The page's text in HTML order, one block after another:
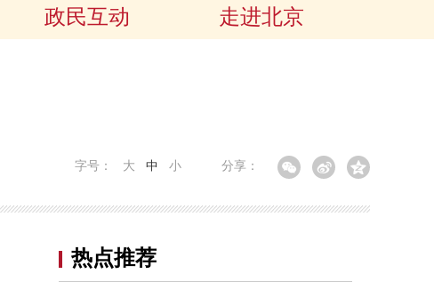
政民互动 走进北京
分享：
字号： 大 中 小
热点推荐